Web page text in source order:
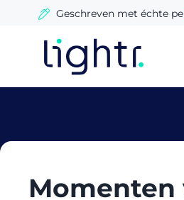
Geschreven met échte
Momenten